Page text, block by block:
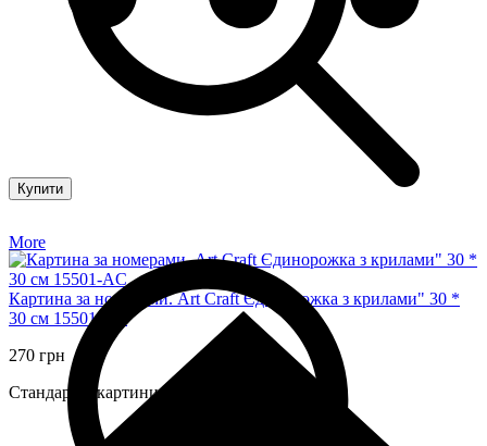
Картина за номерами. Art Craft Єдинорожка з крилами" 30 *
30 см 15501-AC
270 грн
Стандартні картини за номерами
Купити
More